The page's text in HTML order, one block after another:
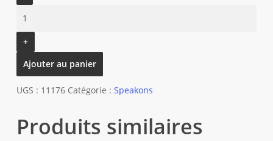
de
NL4
20
mètres
Ajouter au panier
UGS : 11176 Catégorie : Speakons
Produits similaires